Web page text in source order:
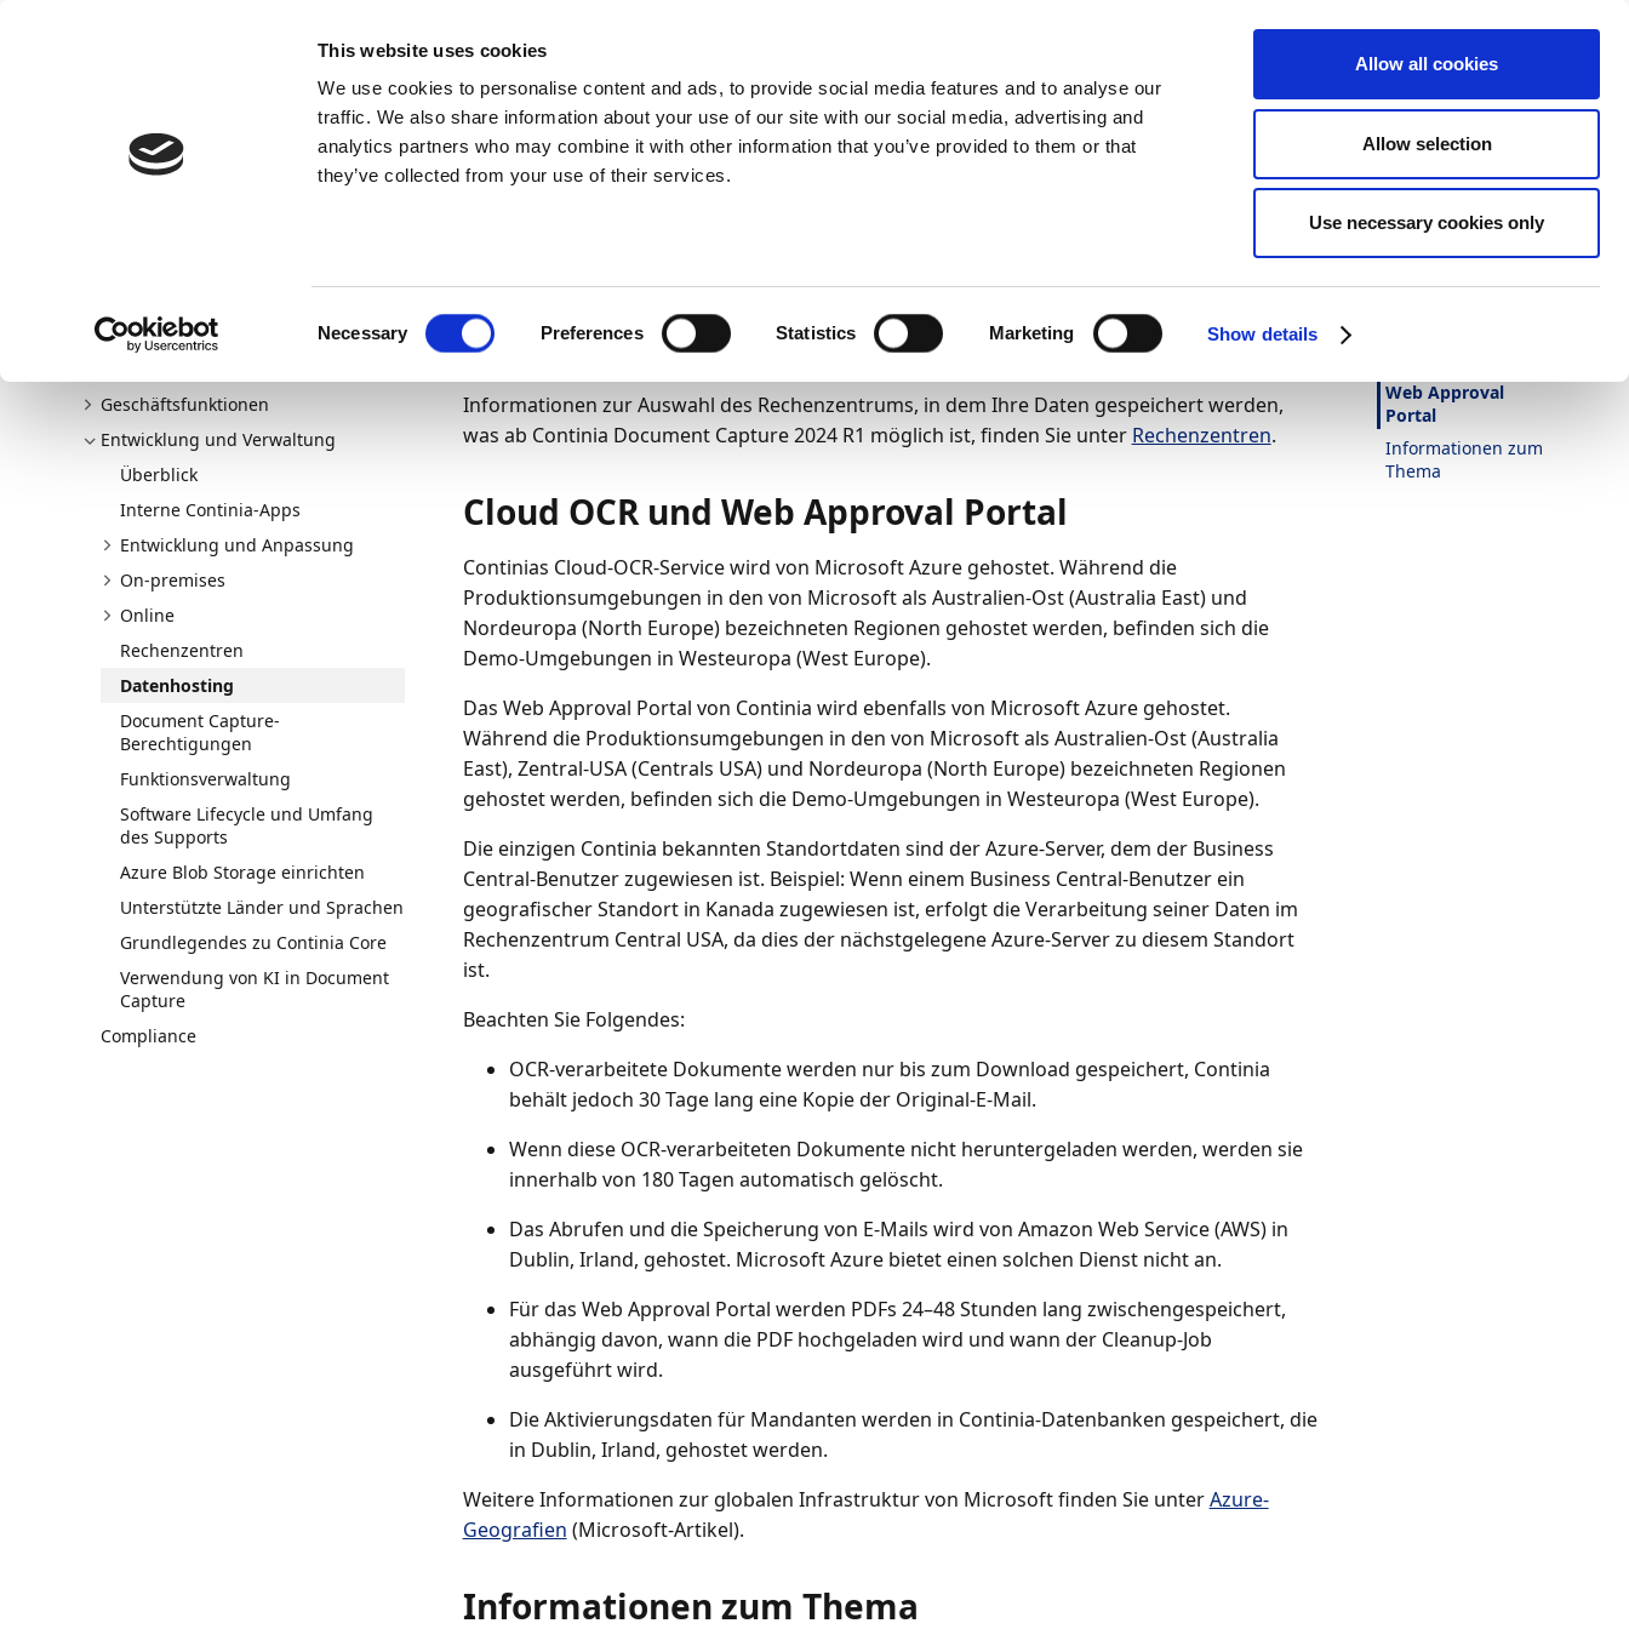
This website uses cookies
We use cookies to personalise content and ads, to provide social media features and to analyse our
traffic. We also share information about your use of our site with our social media, advertising and
analytics partners who may combine it with other information that you’ve provided to them or that
they’ve collected from your use of their services.
Necessary Preferences Statistics Marketing Show details
Allow all cookies
Allow selection
Use necessary cookies only
AppSource
Continia Docs continia-document-capture Entwicklung und Verwaltung Datenhosting Drucken Sprache
Erste Schritte
Geschäftsfunktionen
Entwicklung und Verwaltung
Überblick
Interne Continia-Apps
Entwicklung und Anpassung
On-premises
Online
Rechenzentren
Datenhosting
Document Capture-
Berechtigungen
Funktionsverwaltung
Software Lifecycle und Umfang
des Supports
Azure Blob Storage einrichten
Unterstützte Länder und Sprachen
Grundlegendes zu Continia Core
Verwendung von KI in Document
Capture
Compliance
In diesem Artikel wird beschrieben, wo sich die Server von Continia befinden und welche Art
von Daten diese Server verarbeiten.
Informationen zur Auswahl des Rechenzentrums, in dem Ihre Daten gespeichert werden,
was ab Continia Document Capture 2024 R1 möglich ist, finden Sie unter Rechenzentren.
Cloud OCR und Web Approval Portal
Continias Cloud-OCR-Service wird von Microsoft Azure gehostet. Während die
Produktionsumgebungen in den von Microsoft als Australien-Ost (Australia East) und
Nordeuropa (North Europe) bezeichneten Regionen gehostet werden, befinden sich die
Demo-Umgebungen in Westeuropa (West Europe).
Das Web Approval Portal von Continia wird ebenfalls von Microsoft Azure gehostet.
Während die Produktionsumgebungen in den von Microsoft als Australien-Ost (Australia
East), Zentral-USA (Centrals USA) und Nordeuropa (North Europe) bezeichneten Regionen
gehostet werden, befinden sich die Demo-Umgebungen in Westeuropa (West Europe).
Die einzigen Continia bekannten Standortdaten sind der Azure-Server, dem der Business
Central-Benutzer zugewiesen ist. Beispiel: Wenn einem Business Central-Benutzer ein
geografischer Standort in Kanada zugewiesen ist, erfolgt die Verarbeitung seiner Daten im
Rechenzentrum Central USA, da dies der nächstgelegene Azure-Server zu diesem Standort
ist.
Beachten Sie Folgendes:
OCR-verarbeitete Dokumente werden nur bis zum Download gespeichert, Continia
behält jedoch 30 Tage lang eine Kopie der Original-E-Mail.
Wenn diese OCR-verarbeiteten Dokumente nicht heruntergeladen werden, werden sie
innerhalb von 180 Tagen automatisch gelöscht.
Das Abrufen und die Speicherung von E-Mails wird von Amazon Web Service (AWS) in
Dublin, Irland, gehostet. Microsoft Azure bietet einen solchen Dienst nicht an.
Für das Web Approval Portal werden PDFs 24–48 Stunden lang zwischengespeichert,
abhängig davon, wann die PDF hochgeladen wird und wann der Cleanup-Job
ausgeführt wird.
Die Aktivierungsdaten für Mandanten werden in Continia-Datenbanken gespeichert, die
in Dublin, Irland, gehostet werden.
Weitere Informationen zur globalen Infrastruktur von Microsoft finden Sie unterAzure-
Geografien (Microsoft-Artikel).
Informationen zum Thema
Ist diese Seite
hilfreich?
Web Approval
Portal
Informationen zum
Thema